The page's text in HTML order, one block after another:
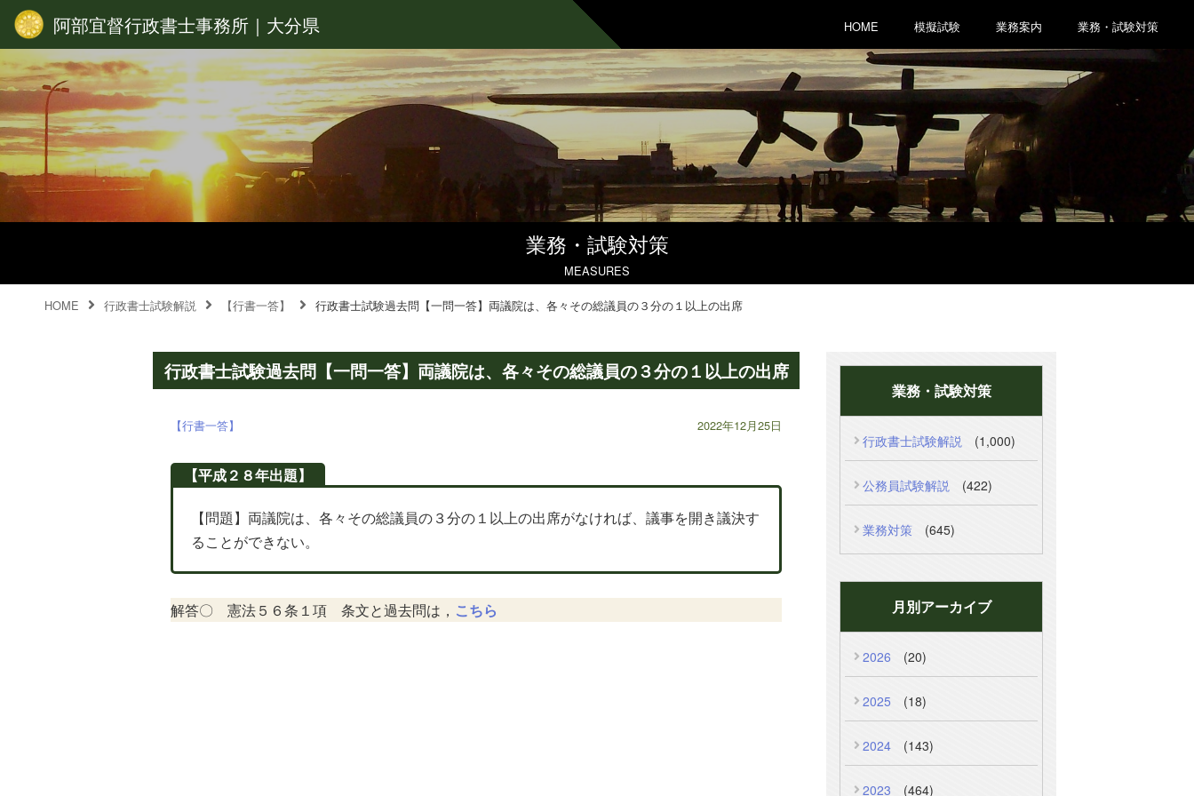
阿部宜督行政書士事務所｜大分県 HOME 模擬試験 業務案内 業務・試験対策
業務・試験対策
MEASURES
HOME 行政書士試験解説 【行書一答】 行政書士試験過去問【一問一答】両議院は、各々その総議員の３分の１以上の出席
行政書士試験過去問【一問一答】両議院は、各々その総議員の３分の１以上の出席
【行書一答】 2022年12月25日
【平成２８年出題】
【問題】両議院は、各々その総議員の３分の１以上の出席がなければ、議事を開き議決す
ることができない。
解答〇 憲法５６条１項 条文と過去問は， こちら
業務・試験対策
行政書士試験解説 (1,000)
公務員試験解説 (422)
業務対策 (645)
月別アーカイブ
2026 (20)
2025 (18)
2024 (143)
2023 (464)